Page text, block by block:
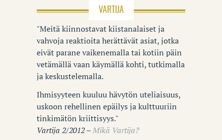
VARTIJA
"Meitä kiinnostavat kiistanalaiset ja
vahvoja reaktioita herättävät asiat, jotka
eivät parane vaikenemalla tai kotiin päin
vetämällä vaan käymällä kohti, tutkimalla
ja keskustelemalla.
Ihmisyyteen kuuluu hävytön uteliaisuus,
uskoon rehellinen epäilys ja kulttuuriin
tinkimätön kriittisyys."
Vartija 2/2012 –Mikä Vartija?